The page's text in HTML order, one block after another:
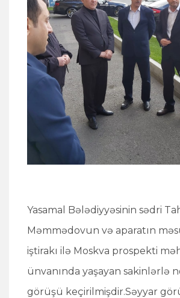
Yasamal Bələdiyyəsinin sədri
Məmmədovun və aparatın
iştirakı ilə Moskva prospekti
ünvanında yaşayan sakinlərlə
görüşü keçirilmişdir.Səyyar